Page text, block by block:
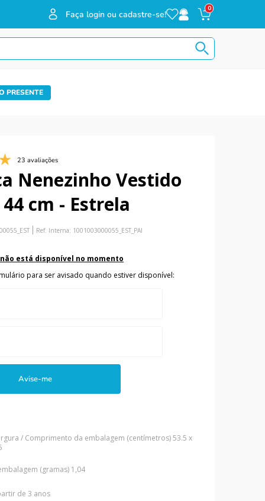
Faça login ou cadastre-se!
0
PRESENTE
23 avaliações
Nenezinho Vestido
cm - Estrela
Ref. Interna: 1001003000055_EST_PAI
está disponível no momento
para ser avisado quando estiver disponível:
Avise-me
/ Comprimento da embalagem (centímetros)53.5 x
(gramas) 1,04
de 3 anos